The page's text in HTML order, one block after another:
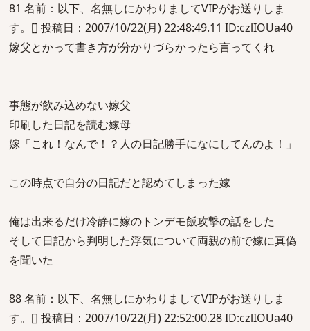
81 名前：以下、名無しにかわりましてVIPがお送りしま
す。[] 投稿日：2007/10/22(月) 22:48:49.11 ID:czlIOUa40
嫁父とかって書き方が分かりづらかったら言ってくれ
事態が飲み込めない嫁父
印刷した日記を読む嫁母
嫁「これ！なんで！？人の日記勝手になにしてんのよ！」
この時点で自分の日記だと認めてしまった嫁
俺は出来るだけ冷静に嫁のトンデモ飯攻撃の話をした
そして日記から判明した浮気について両親の前で嫁に真偽
を聞いた
88 名前：以下、名無しにかわりましてVIPがお送りしま
す。[] 投稿日：2007/10/22(月) 22:52:00.28 ID:czlIOUa40